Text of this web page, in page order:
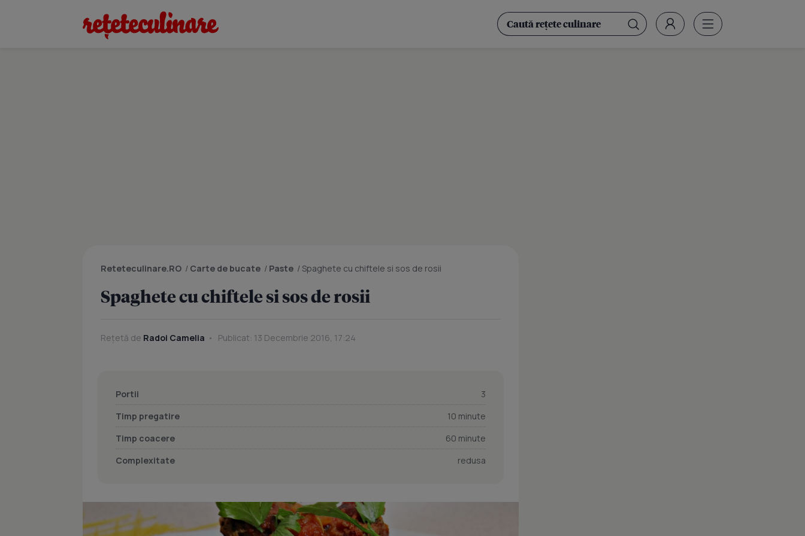
Reteteculinare.RO / Carte de bucate / Paste /Spaghete cu chiftele si sos de rosii
Spaghete cu chiftele si sos de rosii
Rețetă de Radoi Camelia Publicat: 13 Decembrie 2016, 17:24
Portii
3
Timp pregatire
10 minute
Timp coacere
60 minute
Complexitate
redusa